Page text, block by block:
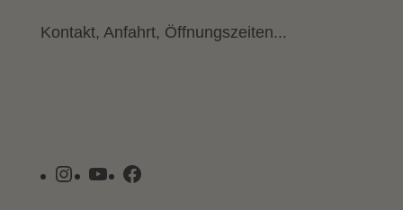
Kontakt, Anfahrt, Öffnungszeiten...
Instagram
YouTubeFacebook